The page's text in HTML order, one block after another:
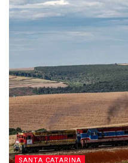
SANTA CATARINA